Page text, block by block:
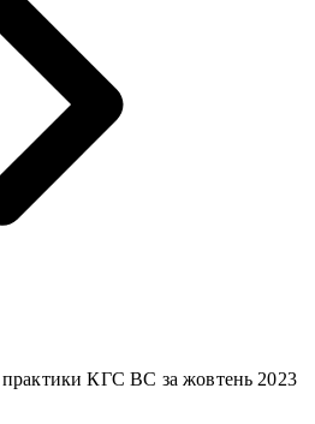
практики КГС ВС за жовтень 2023